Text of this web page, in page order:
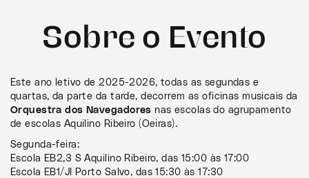
Sobre o Evento
Este ano letivo de 2025-2026, todas as segundas e
quartas, da parte da tarde, decorrem as oficinas musicais da
Orquestra dos Navegadores nas escolas do agrupamento
de escolas Aquilino Ribeiro (Oeiras).
Segunda-feira:
Escola EB2,3 S Aquilino Ribeiro, das 15:00 às 17:00
Escola EB1/JI Porto Salvo, das 15:30 às 17:30